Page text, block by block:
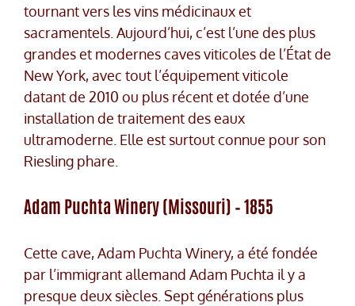
tournant vers les vins médicinaux et
sacramentels. Aujourd’hui, c’est l’une des plus
grandes et modernes caves viticoles de l’État de
New York, avec tout l’équipement viticole
datant de 2010 ou plus récent et dotée d’une
installation de traitement des eaux
ultramoderne. Elle est surtout connue pour son
Riesling phare.
Adam Puchta Winery (Missouri) – 1855
Cette cave, Adam Puchta Winery, a été fondée
par l’immigrant allemand Adam Puchta il y a
presque deux siècles. Sept générations plus